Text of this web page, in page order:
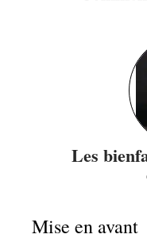
Les
Mise en avant